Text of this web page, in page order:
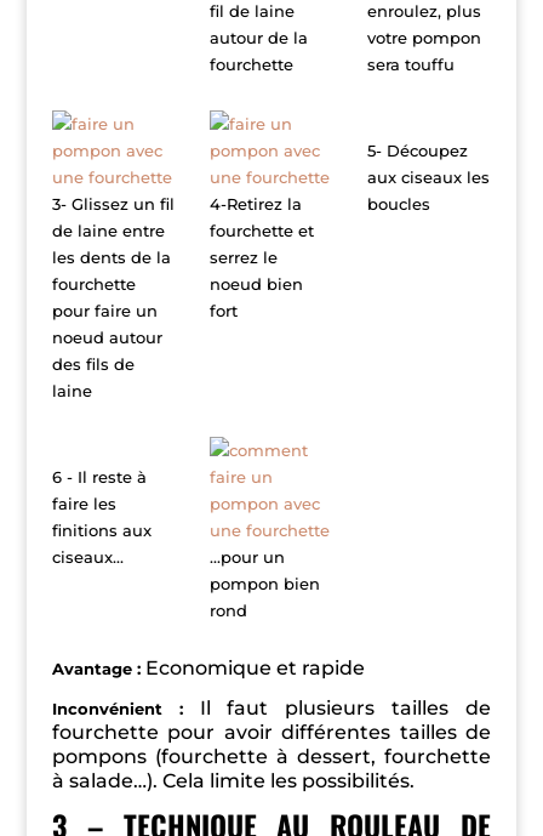
fil de laine
autour de la
fourchette
enroulez, plus
votre pompon
sera touffu
3- Glissez un fil
de laine entre
les dents de la
fourchette
pour faire un
noeud autour
des fils de
laine
4-Retirez la
fourchette et
serrez le
noeud bien
fort
5- Découpez
aux ciseaux les
boucles
6 - Il reste à
faire les
finitions aux
ciseaux...
...pour un
pompon bien
rond
Avantage : Economique et rapide
Inconvénient : Il faut plusieurs tailles de
fourchette pour avoir différentes tailles de
pompons (fourchette à dessert, fourchette
à salade…). Cela limite les possibilités.
3 – TECHNIQUE AU ROULEAU DE